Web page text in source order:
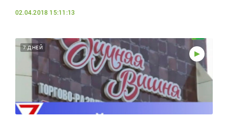
02.04.2018 15:11:13
7 ДНЕЙ